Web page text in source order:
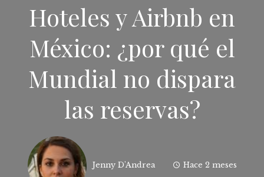
Hoteles y Airbnb en
México: ¿por qué el
Mundial no dispara
las reservas?
Jenny D'Andrea Hace 2 meses